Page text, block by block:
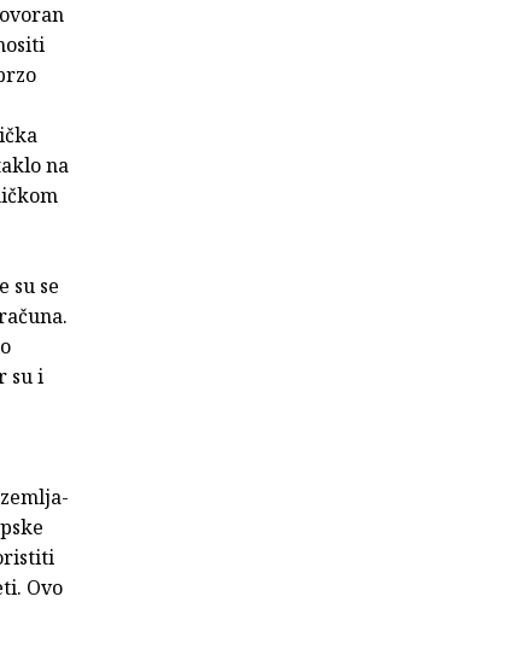
na
su se
su i
zemlja­
Ovo